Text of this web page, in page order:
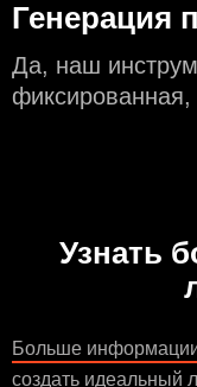
Генерация
Да, наш
фиксированная,
Узнать
Больше
создать идеальный